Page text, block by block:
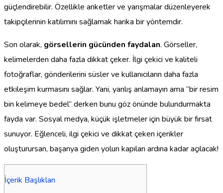
güçlendirebilir. Özellikle anketler ve yarışmalar düzenleyerek
takipçilerinin katılımını sağlamak harika bir yöntemdir.
Son olarak, görsellerin gücünden faydalan. Görseller,
kelimelerden daha fazla dikkat çeker. İlgi çekici ve kaliteli
fotoğraflar, gönderilerini süsler ve kullanıcıların daha fazla
etkileşim kurmasını sağlar. Yani, yanlış anlamayın ama “bir resim
bin kelimeye bedel” derken bunu göz önünde bulundurmakta
fayda var. Sosyal medya, küçük işletmeler için büyük bir fırsat
sunuyor. Eğlenceli, ilgi çekici ve dikkat çeken içerikler
oluşturursan, başarıya giden yolun kapıları ardına kadar açılacak!
İçerik Başlıkları